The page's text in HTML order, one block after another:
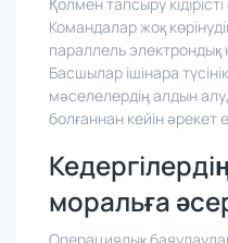
Қолмен тапсыру
Командалар жоқ
параллель
Басшылар ішінара
мәселелердің алдын
моральға